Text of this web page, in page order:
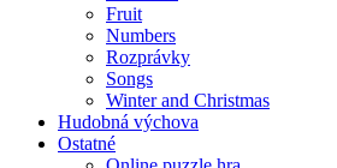
Fruit
Numbers
Rozprávky
Songs
Winter and Christmas
Hudobná výchova
Ostatné